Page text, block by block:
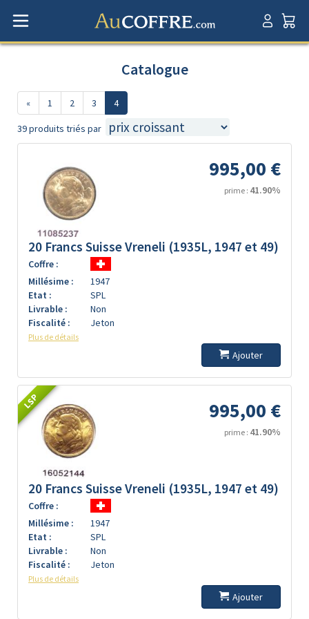
Catalogue
« 1 2 3 4
39 produits triés par
995,00 €
prime : 41.90%
20 Francs Suisse Vreneli (1935L, 1947 et 49)
Coffre :
Millésime :
1947
Etat :
SPL
Livrable :
Non
Fiscalité :
Jeton
Plus de détails
Ajouter
LSP 995,00 €
prime : 41.90%
20 Francs Suisse Vreneli (1935L, 1947 et 49)
Coffre :
Millésime :
1947
Etat :
SPL
Livrable :
Non
Fiscalité :
Jeton
Plus de détails
Ajouter